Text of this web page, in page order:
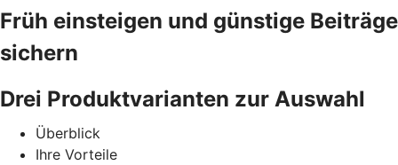
Früh einsteigen und günstige Beiträge
sichern
Drei Produktvarianten zur Auswahl
Überblick
Ihre Vorteile